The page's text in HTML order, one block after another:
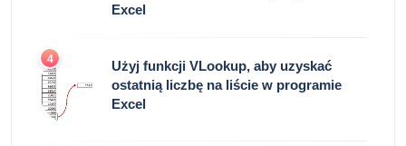
Excel
4
Użyj funkcji VLookup, aby uzyskać
ostatnią liczbę na liście w programie
Excel